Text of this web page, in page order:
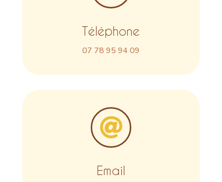
Téléphone
07 78 95 94 09

Email